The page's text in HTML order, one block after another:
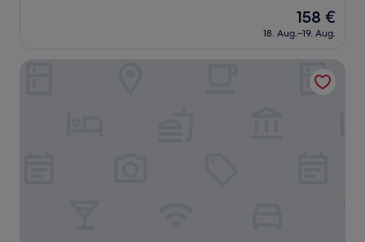
Bewertungen)
Der
Preis
beträgt
158 €
18. Aug.–19. Aug.